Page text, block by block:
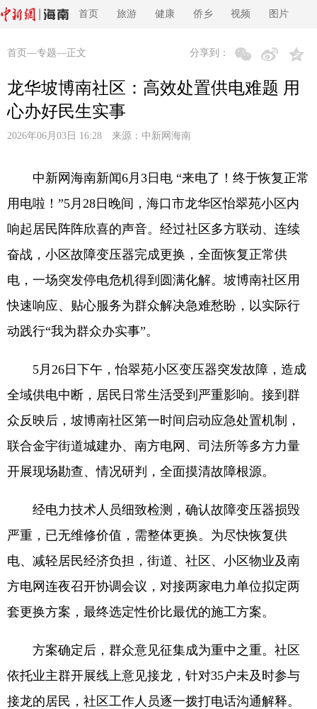
首页 旅游 健康 侨乡 视频 图片
首页 —专题—正文 分享到：
龙华坡博南社区：高效处置供电难题 用
心办好民生实事
2026年06月03日 16:28 来源： 中新网海南
中新网海南新闻6月3日电 “来电了！终于恢复正常
用电啦！”5月28日晚间，海口市龙华区怡翠苑小区内
响起居民阵阵欣喜的声音。经过社区多方联动、连续
奋战，小区故障变压器完成更换，全面恢复正常供
电，一场突发停电危机得到圆满化解。坡博南社区用
快速响应、贴心服务为群众解决急难愁盼，以实际行
动践行“我为群众办实事”。
5月26日下午，怡翠苑小区变压器突发故障，造成
全域供电中断，居民日常生活受到严重影响。接到群
众反映后，坡博南社区第一时间启动应急处置机制，
联合金宇街道城建办、南方电网、司法所等多方力量
开展现场勘查、情况研判，全面摸清故障根源。
经电力技术人员细致检测，确认故障变压器损毁
严重，已无维修价值，需整体更换。为尽快恢复供
电、减轻居民经济负担，街道、社区、小区物业及南
方电网连夜召开协调会议，对接两家电力单位拟定两
套更换方案，最终选定性价比最优的施工方案。
方案确定后，群众意见征集成为重中之重。社区
依托业主群开展线上意见接龙，针对35户未及时参与
接龙的居民，社区工作人员逐一拨打电话沟通解释。